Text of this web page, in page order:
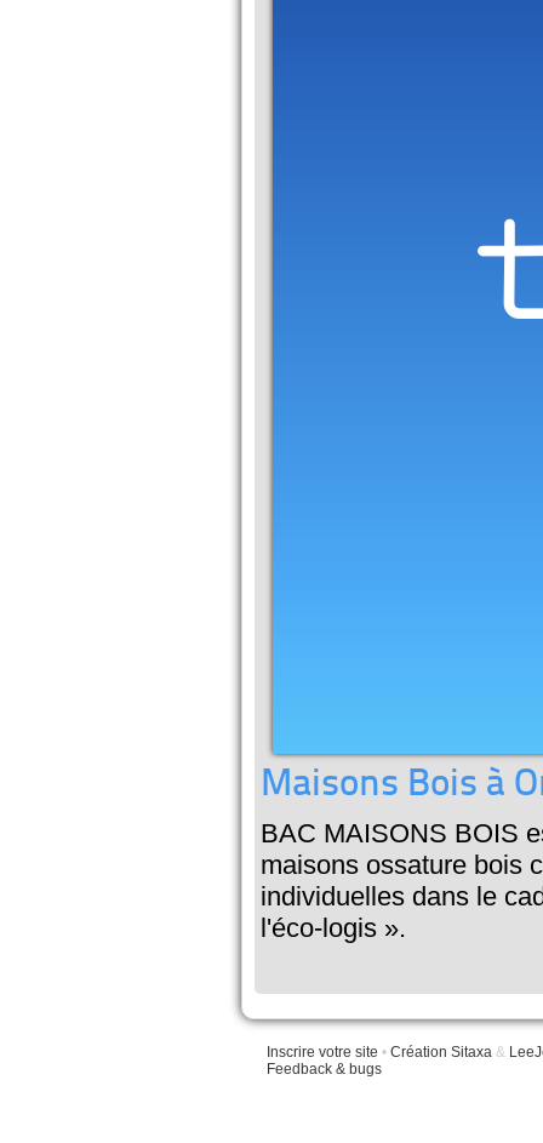
Maisons Bois à
BAC MAISONS BOIS
maisons ossature bois
individuelles dans le
l'éco-logis ».
Inscrire votre site • Création Sitaxa &
Feedback & bugs